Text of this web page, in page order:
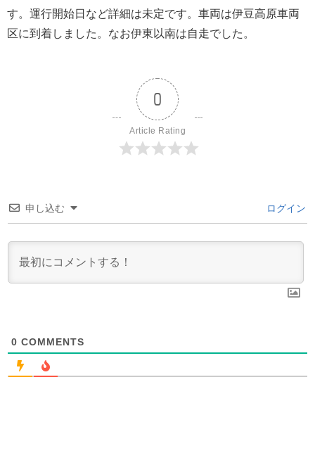
す。運行開始日など詳細は未定です。車両は伊豆高原車両
区に到着しました。なお伊東以南は自走でした。
0
Article Rating
申し込む ログイン
0 COMMENTS